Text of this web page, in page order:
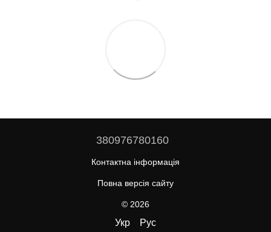
380976780160
Контактна інформація
Повна версія сайту
© 2026
Укр Рус